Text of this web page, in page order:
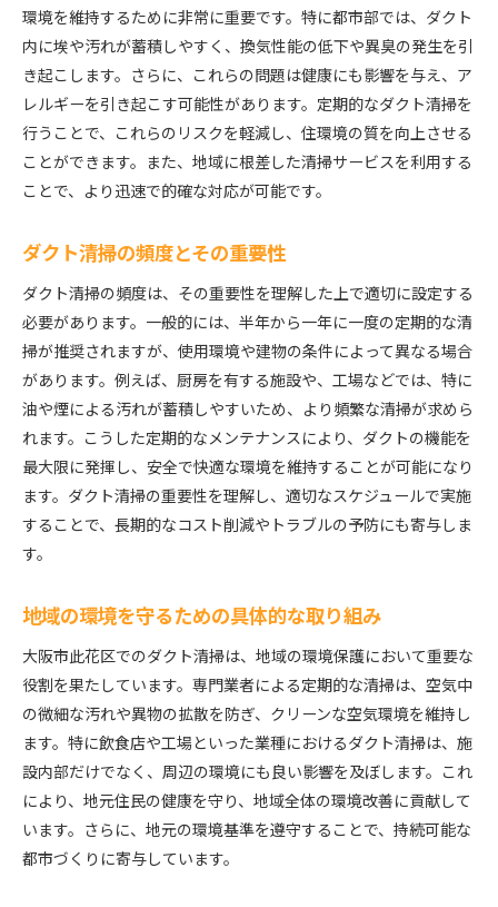
異臭が引き起こす健康被害とその防止策
地域住民への異臭改善アプローチ
清掃後の効果的な臭気管理
大阪市此花区での地域密着型ダクト清掃サービスの利
点
地域密着型サービスの特徴とその強み
地域特有のニーズに応えるサービス
地域密着型サービスの成功事例
コミュニティと連携した清掃活動
快適な空気環境を守るためのダクト清掃の具体的手法
効果的な清掃手法とその選び方
ダクト清掃のステップバイステップガイド
清掃作業を安全に行うための注意点
専用機器を用いた清掃方法とその利点
信頼される清掃業者の選び方
地域住民からのフィードバックとその活用
安心安全な生活空間をサポートするために
信頼を高めるための品質管理
地域コミュニティとの連携による信頼構築
環境を維持するために非常に重要です。特に都市部では、ダクト
内に埃や汚れが蓄積しやすく、換気性能の低下や異臭の発生を引
き起こします。さらに、これらの問題は健康にも影響を与え、ア
レルギーを引き起こす可能性があります。定期的なダクト清掃を
行うことで、これらのリスクを軽減し、住環境の質を向上させる
ことができます。また、地域に根差した清掃サービスを利用する
ことで、より迅速で的確な対応が可能です。
ダクト清掃の頻度とその重要性
ダクト清掃の頻度は、その重要性を理解した上で適切に設定する
必要があります。一般的には、半年から一年に一度の定期的な清
掃が推奨されますが、使用環境や建物の条件によって異なる場合
があります。例えば、厨房を有する施設や、工場などでは、特に
油や煙による汚れが蓄積しやすいため、より頻繁な清掃が求めら
れます。こうした定期的なメンテナンスにより、ダクトの機能を
最大限に発揮し、安全で快適な環境を維持することが可能になり
ます。ダクト清掃の重要性を理解し、適切なスケジュールで実施
することで、長期的なコスト削減やトラブルの予防にも寄与しま
す。
地域の環境を守るための具体的な取り組み
大阪市此花区でのダクト清掃は、地域の環境保護において重要な
役割を果たしています。専門業者による定期的な清掃は、空気中
の微細な汚れや異物の拡散を防ぎ、クリーンな空気環境を維持し
ます。特に飲食店や工場といった業種におけるダクト清掃は、施
設内部だけでなく、周辺の環境にも良い影響を及ぼします。これ
により、地元住民の健康を守り、地域全体の環境改善に貢献して
います。さらに、地元の環境基準を遵守することで、持続可能な
都市づくりに寄与しています。